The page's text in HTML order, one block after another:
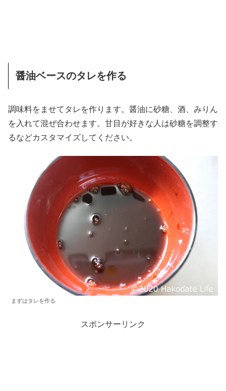
醤油ベースのタレを作る
調味料をませてタレを作ります。醤油に砂糖、酒、みりん
を入れて混ぜ合わせます。甘目が好きな人は砂糖を調整す
るなどカスタマイズしてください。
まずはタレを作る
スポンサーリンク